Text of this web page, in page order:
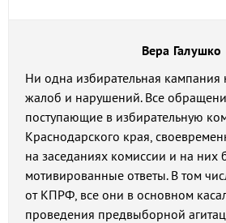
Вера Галушко
Ни одна избирательная кампания
жалоб и нарушений. Все
поступающие в избирательную
Краснодарского края,
на заседаниях комиссии и на них
мотивированные ответы. В том
от КПРФ, все они в основном
проведения предвыборной